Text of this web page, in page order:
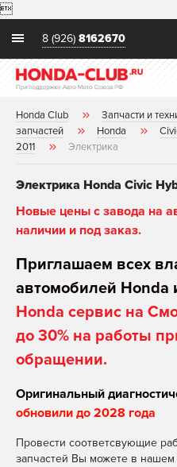

8 (926) 8162670
Honda Club Запчасти и
запчастей
Honda
2011
Электрика
Электрика Honda Civic
Новые цены с завода на
наличии и под заказ.
Приглашаем всех
автомобилей Honda
Honda сервис на
до 30% на работы
обращении.
Оригинальный
обновили до 2028 года
Провести соответсвующие
запчастей Вы можете в нашем